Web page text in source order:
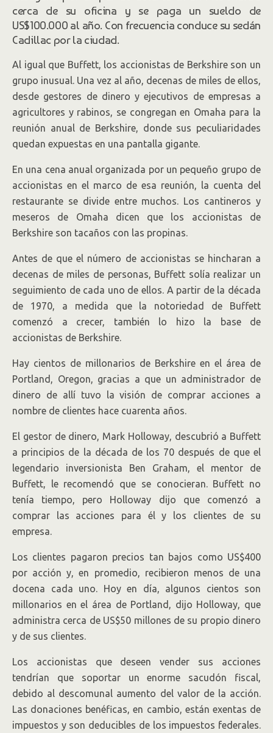
cerca de su oficina y se paga un sueldo de
US$100.000 al año. Con frecuencia conduce su sedán
Cadillac por la ciudad.
Al igual que Buffett, los accionistas de Berkshire son un
grupo inusual. Una vez al año, decenas de miles de ellos,
desde gestores de dinero y ejecutivos de empresas a
agricultores y rabinos, se congregan en Omaha para la
reunión anual de Berkshire, donde sus peculiaridades
quedan expuestas en una pantalla gigante.
En una cena anual organizada por un pequeño grupo de
accionistas en el marco de esa reunión, la cuenta del
restaurante se divide entre muchos. Los cantineros y
meseros de Omaha dicen que los accionistas de
Berkshire son tacaños con las propinas.
Antes de que el número de accionistas se hincharan a
decenas de miles de personas, Buffett solía realizar un
seguimiento de cada uno de ellos. A partir de la década
de 1970, a medida que la notoriedad de Buffett
comenzó a crecer, también lo hizo la base de
accionistas de Berkshire.
Hay cientos de millonarios de Berkshire en el área de
Portland, Oregon, gracias a que un administrador de
dinero de allí tuvo la visión de comprar acciones a
nombre de clientes hace cuarenta años.
El gestor de dinero, Mark Holloway, descubrió a Buffett
a principios de la década de los 70 después de que el
legendario inversionista Ben Graham, el mentor de
Buffett, le recomendó que se conocieran. Buffett no
tenía tiempo, pero Holloway dijo que comenzó a
comprar las acciones para él y los clientes de su
empresa.
Los clientes pagaron precios tan bajos como US$400
por acción y, en promedio, recibieron menos de una
docena cada uno. Hoy en día, algunos cientos son
millonarios en el área de Portland, dijo Holloway, que
administra cerca de US$50 millones de su propio dinero
y de sus clientes.
Los accionistas que deseen vender sus acciones
tendrían que soportar un enorme sacudón fiscal,
debido al descomunal aumento del valor de la acción.
Las donaciones benéficas, en cambio, están exentas de
impuestos y son deducibles de los impuestos federales.